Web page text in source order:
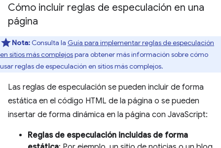
Cómo incluir reglas de especulación en una
página
Nota: Consulta la Guía para implementar reglas de especulación
en sitios más complejospara obtener más información sobre cómo
usar reglas de especulación en sitios más complejos.
Las reglas de especulación se pueden incluir de forma
estática en el código HTML de la página o se pueden
insertar de forma dinámica en la página con JavaScript:
Reglas de especulación incluidas de forma